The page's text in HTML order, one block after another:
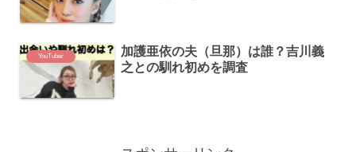
YouTuber
加護亜依の夫（旦那）は誰？吉川義
之との馴れ初めを調査